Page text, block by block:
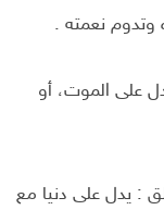
وتدوم نعمته .
على الموت، أو
: يدل على دنيا مع